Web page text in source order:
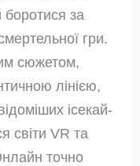
за
гри.
сюжетом,
лінією,
ісекай-
світи VR та
точно